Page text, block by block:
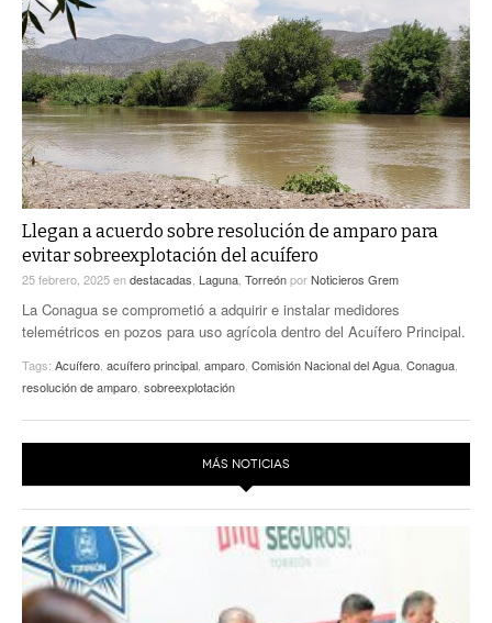
EL EXACTO
EXA INFORMA
GLOBO
CONTEXTOS
TRAYECTO LAGUNA
A MEDIA MAÑANA
A TODA LEY
ENTRE LAGUNEROS
DIÁLOGOS CON LA HISTORIA
TWEETS AND BEATS
LA MEJOR 97.1 ESTÉREO GALLITO
PULSO
LA MEJOR INFORMACIÓN
PC29
ACTUALIDADES GREM
Llegan a acuerdo sobre resolución de amparo para
evitar sobreexplotación del acuífero
25 febrero, 2025endestacadas Laguna TorreónporNoticieros Grem
La Conagua se comprometió a adquirir e instalar medidores
telemétricos en pozos para uso agrícola dentro del Acuífero Principal.
Tags: Acuífero acuífero principal amparo Comisión Nacional del Agua Conagua
resolución de amparo sobreexplotación
MÁS NOTICIAS